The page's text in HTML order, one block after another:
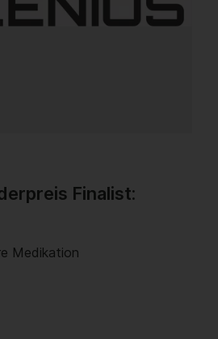
Finalist:
Medikation